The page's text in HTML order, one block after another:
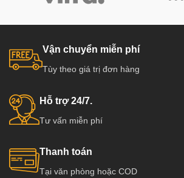
Vận chuyển miễn phí
Tùy theo giá trị đơn hàng
Hỗ trợ 24/7.
Tư vấn miễn phí
Thanh toán
Tại văn phòng hoặc COD